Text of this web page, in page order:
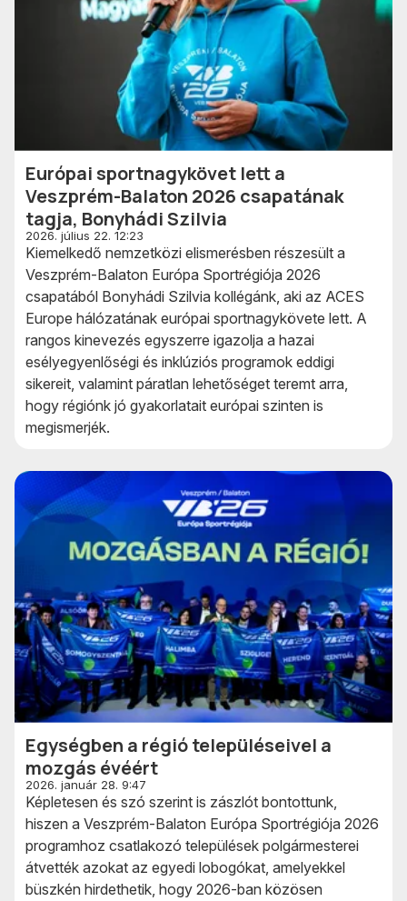
Európai sportnagykövet lett a
Veszprém-Balaton 2026 csapatának
tagja, Bonyhádi Szilvia
2026. július 22. 12:23
Kiemelkedő nemzetközi elismerésben részesült a
Veszprém-Balaton Európa Sportrégiója 2026
csapatából Bonyhádi Szilvia kollégánk, aki az ACES
Europe hálózatának európai sportnagykövete lett. A
rangos kinevezés egyszerre igazolja a hazai
esélyegyenlőségi és inklúziós programok eddigi
sikereit, valamint páratlan lehetőséget teremt arra,
hogy régiónk jó gyakorlatait európai szinten is
megismerjék.
Egységben a régió településeivel a
mozgás évéért
2026. január 28. 9:47
Képletesen és szó szerint is zászlót bontottunk,
hiszen a Veszprém-Balaton Európa Sportrégiója 2026
programhoz csatlakozó települések polgármesterei
átvették azokat az egyedi lobogókat, amelyekkel
büszkén hirdethetik, hogy 2026-ban közösen